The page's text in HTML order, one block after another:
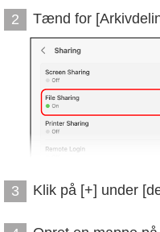
2 Tænd for
3 Klik på [+] under